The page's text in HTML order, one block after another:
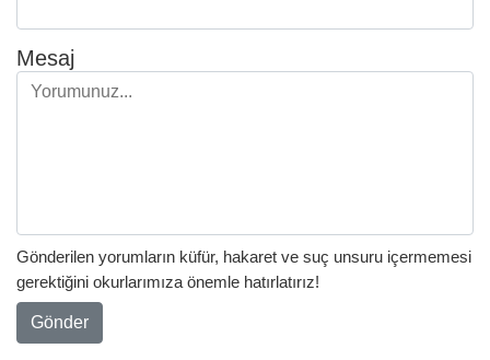
Mesaj
Gönderilen yorumların küfür, hakaret ve suç unsuru içermemesi
gerektiğini okurlarımıza önemle hatırlatırız!
Gönder